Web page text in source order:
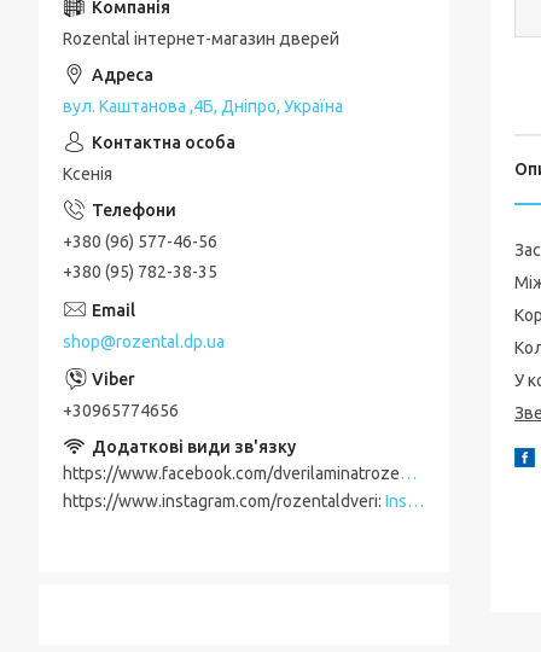
У
Rozental інтернет-магазин дверей
вул. Каштанова ,4Б, Дніпро, Україна
Ксенія
+380 (96) 577-46-56
+380 (95) 782-38-35
shop@rozental.dp.ua
+30965774656
https://www.facebook.com/dverilaminatrozental
https://www.instagram.com/rozentaldveri Instagram